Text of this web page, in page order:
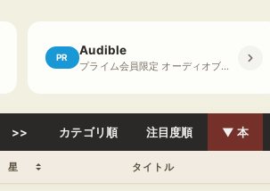
PR Audible
プライム会員限定 オーディオブック ・ 30日間無料体験
>> カテゴリ順 注目度順 ▼ 本
星 タイトル